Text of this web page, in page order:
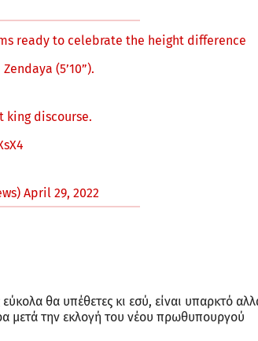
ready to celebrate the height difference
(5’10”).
king discourse.
April 29, 2022
θα υπέθετες κι εσύ, είναι υπαρκτό
μετά την εκλογή του νέου πρωθυπουργού